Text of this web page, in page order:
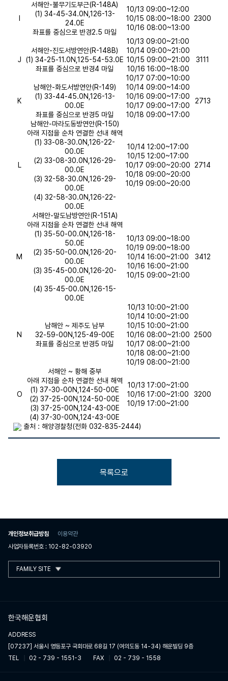
서해안-불무기도부근(R-148A)
(1) 34-45-34.0N,126-13-
24.0E
좌표를 중심으로 반경2.5 마일
10/13 09:00~12:00
10/15 08:00~18:00
10/16 08:00~13:00
2300
J
서해안-진도서방연안(R-148B)
(1) 34-25-11.0N,125-54-53.0E
좌표를 중심으로 반경4 마일
10/13 09:00~21:00
10/14 09:00~21:00
10/15 09:00~21:00
10/16 16:00~18:00
10/17 07:00~10:00
3111
K
남해안-화도서방연안(R-149)
(1) 33-44-45.0N,126-13-
00.0E
좌표를 중심으로 반경5 마일
10/14 09:00~14:00
10/16 09:00~17:00
10/17 09:00~17:00
10/18 09:00~17:00
2713
L
남해안-마라도동방연안(R-150)
아래 지점을 순차 연결한 선내 해역
(1) 33-08-30.0N,126-22-
00.0E
(2) 33-08-30.0N,126-29-
00.0E
(3) 32-58-30.0N,126-29-
00.0E
(4) 32-58-30.0N,126-22-
00.0E
10/14 12:00~17:00
10/15 12:00~17:00
10/17 09:00~20:00
10/18 09:00~20:00
10/19 09:00~20:00
2714
M
서해안-말도남방연안(R-151A)
아래 지점을 순차 연결한 선내 해역
(1) 35-50-00.0N,126-18-
50.0E
(2) 35-50-00.0N,126-20-
00.0E
(3) 35-45-00.0N,126-20-
00.0E
(4) 35-45-00.0N,126-15-
00.0E
10/13 09:00~18:00
10/19 09:00~18:00
10/14 16:00~21:00
10/16 16:00~21:00
10/15 09:00~21:00
3412
N
남해안 ~ 제주도 남부
32-59-00N,125-49-00E
좌표를 중심으로 반경5 마일
10/13 10:00~21:00
10/14 10:00~21:00
10/15 10:00~21:00
10/16 08:00~21:00
10/17 08:00~21:00
10/18 08:00~21:00
10/19 08:00~21:00
2500
O
서해안 ~ 황해 중부
아래 지점을 순차 연결한 선내 해역
(1) 37-30-00N,124-50-00E
(2) 37-25-00N,124-50-00E
(3) 37-25-00N,124-43-00E
(4) 37-30-00N,124-43-00E
10/13 17:00~21:00
10/16 17:00~21:00
10/19 17:00~21:00
3200
출처 : 해양경찰청(전화 032-835-2444)
목록으로
개인정보취급방침
이용약관
사업자등록번호 : 102-82-03920
FAMILY SITE
한국해운협회
ADDRESS
[07237] 서울시 영등포구 국회대로 68길 17 (여의도동 14-34) 해운빌딩 9층
TEL
02 - 739 - 1551-3 FAX 02 - 739 - 1558